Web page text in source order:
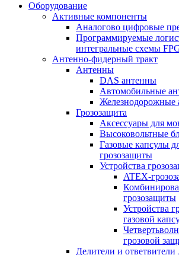
Оборудование
Активные компоненты
Аналогово цифровые
Программируемые
интегральные схемы
Антенно-фидерный тракт
Антенны
DAS антенны
Автомобильные
Железнодорожные
Грозозащита
Аксессуары для
Высоковольтные
Газовые капсулы
грозозащиты
Устройства
ATEX-
грозозащиты
Устройства
газовой
грозовой
Делители и